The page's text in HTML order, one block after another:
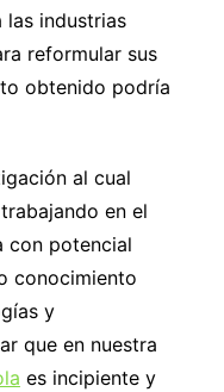
industrias
reformular sus
obtenido podría
al cual
en el
con potencial
conocimiento
y
que en nuestra
es incipiente y